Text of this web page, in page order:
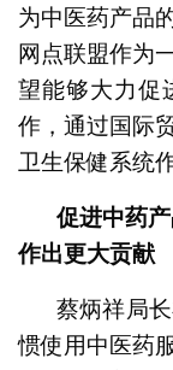
为中医药产品
网点联盟作为
望能够大力促
作，通过国际
卫生保健系统
促进中药
作出更大贡献
蔡炳祥局
惯使用中医药